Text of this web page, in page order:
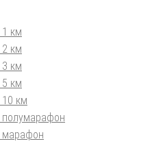
1 км
2 км
3 км
5 км
10 км
полумарафон
марафон